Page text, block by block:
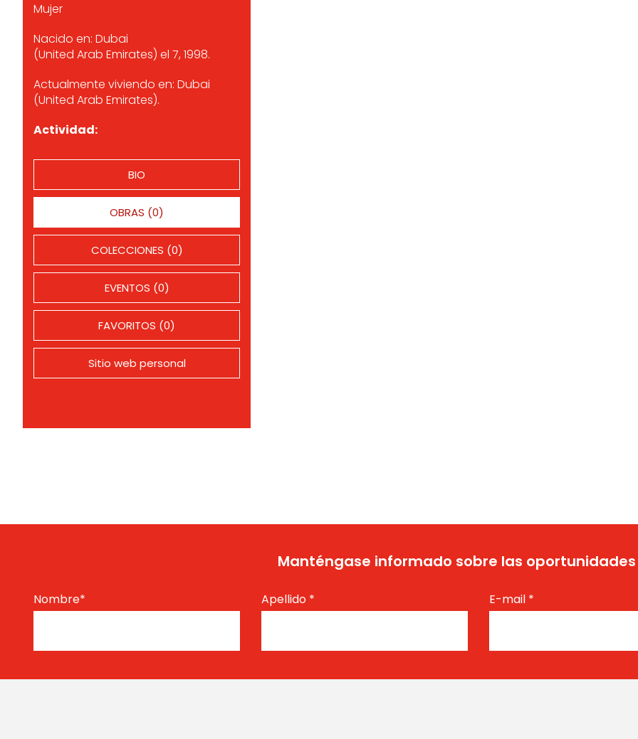
Mujer
Nacido en: Dubai
(United Arab Emirates) el 7, 1998.
Actualmente viviendo en: Dubai
(United Arab Emirates).
Actividad:
BIO
OBRAS (0)
COLECCIONES (0)
EVENTOS (0)
FAVORITOS (0)
Sitio web personal
Manténgase informado sobre las oportunidades
Nombre* Apellido * E-mail *